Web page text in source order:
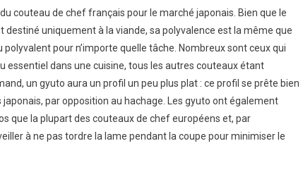
couteau de chef français pour le marché japonais. Bien que le
uniquement à la viande, sa polyvalence est la même que
pour n’importe quelle tâche. Nombreux sont ceux qui
essentiel dans une cuisine, tous les autres couteaux étant
un gyuto aura un profil un peu plus plat : ce profil se prête bien
par opposition au hachage. Les gyuto ont également
que la plupart des couteaux de chef européens et, par
à ne pas tordre la lame pendant la coupe pour minimiser le